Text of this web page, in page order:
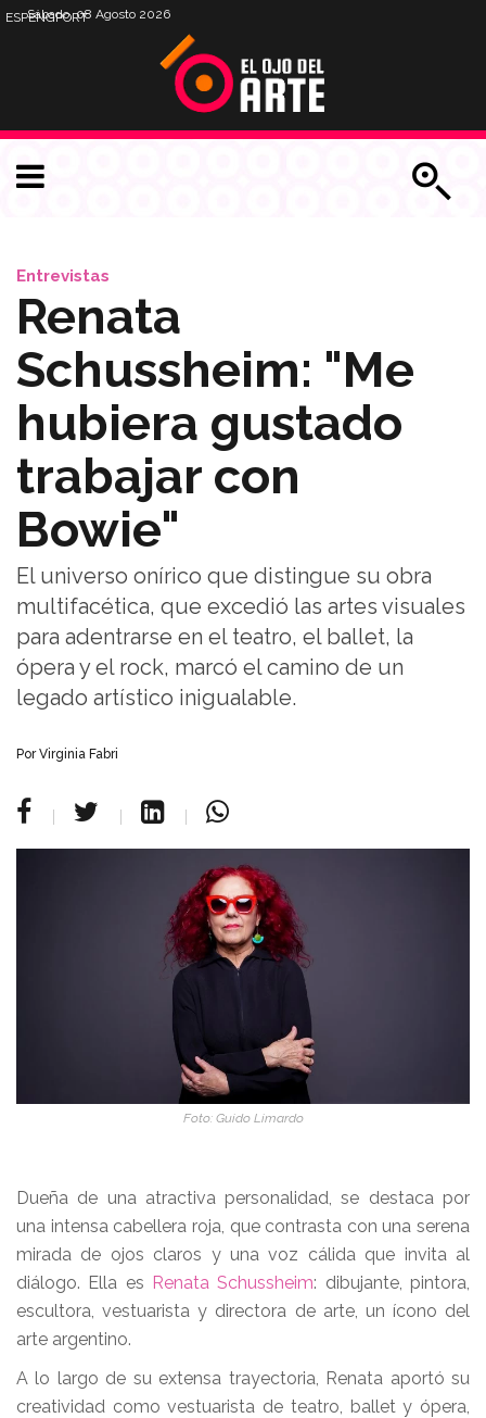
Sábado, 08 Agosto 2026
ESPENGPORT
Entrevistas
Renata
Schussheim: "Me
hubiera gustado
trabajar con
Bowie"
El universo onírico que distingue su obra
multifacética, que excedió las artes visuales
para adentrarse en el teatro, el ballet, la
ópera y el rock, marcó el camino de un
legado artístico inigualable.
Por Virginia Fabri
Foto: Guido Limardo
Dueña de una atractiva personalidad, se destaca por
una intensa cabellera roja, que contrasta con una serena
mirada de ojos claros y una voz cálida que invita al
diálogo. Ella es Renata Schussheim: dibujante, pintora,
escultora, vestuarista y directora de arte, un ícono del
arte argentino.
A lo largo de su extensa trayectoria, Renata aportó su
creatividad como vestuarista de teatro, ballet y ópera,